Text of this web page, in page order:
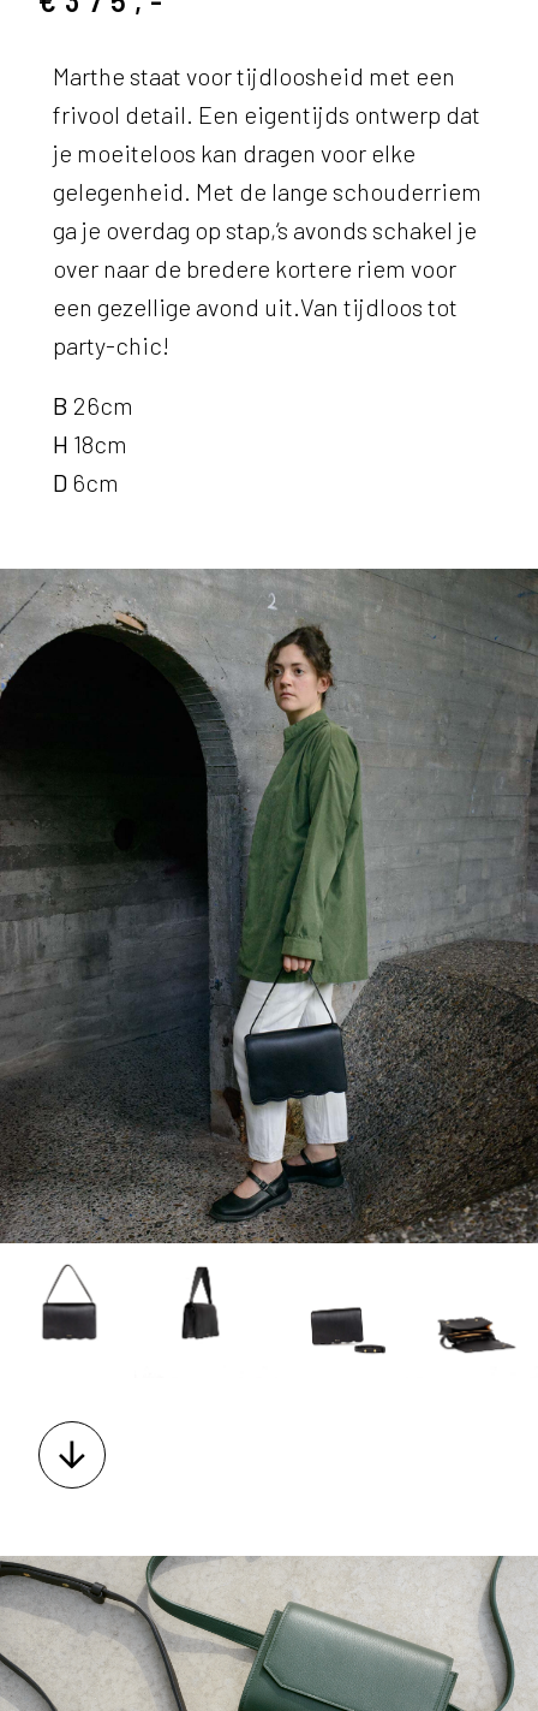
Marthe staat voor tijdloosheid met een
frivool detail. Een eigentijds ontwerp dat
je moeiteloos kan dragen voor elke
gelegenheid. Met de lange schouderriem
ga je overdag op stap,‘s avonds schakel je
over naar de bredere kortere riem voor
een gezellige avond uit.Van tijdloos tot
party-chic!
B 26cm
H 18cm
D 6cm